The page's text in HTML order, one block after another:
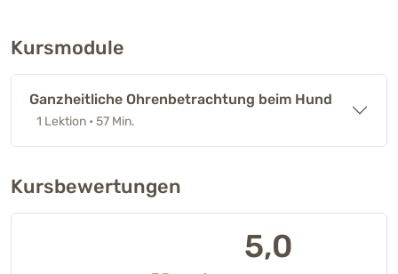
Kursmodule
Ganzheitliche Ohrenbetrachtung beim Hund
1 Lektion • 57 Min.
Kursbewertungen
5,0